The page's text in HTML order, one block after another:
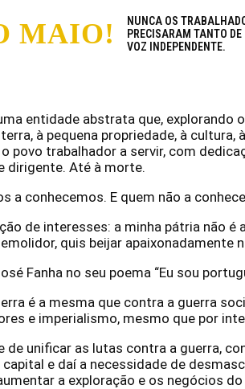
MAIO!
NUNCA OS
PRECISARAM TANTO
VOZ INDEPENDENTE.
entidade abstrata que, explorando
à pequena propriedade, à cultura,
povo trabalhador a servir, com
dirigente. Até à morte.
a conhecemos. E quem não a
de interesses: a minha pátria não é
quis beijar apaixonadamente
Fanha no seu poema “Eu sou
é a mesma que contra a guerra
e imperialismo, mesmo que por
de unificar as lutas contra a guerra,
e daí a necessidade de
a exploração e os negócios